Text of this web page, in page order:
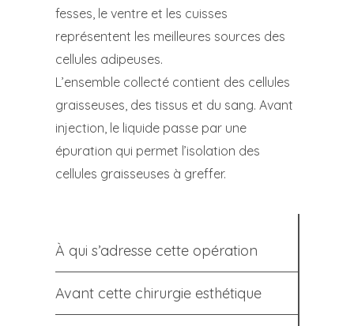
fesses, le ventre et les cuisses
représentent les meilleures sources des
cellules adipeuses.
L’ensemble collecté contient des cellules
graisseuses, des tissus et du sang. Avant
injection, le liquide passe par une
épuration qui permet l’isolation des
cellules graisseuses à greffer.
À qui s’adresse cette opération
Avant cette chirurgie esthétique